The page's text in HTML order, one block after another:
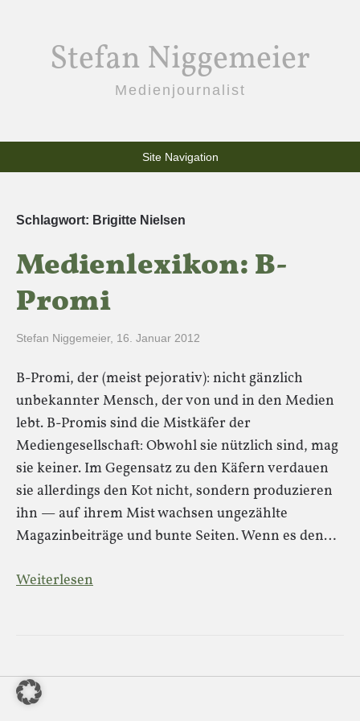
Stefan Niggemeier
Medienjournalist
Site Navigation
Schlagwort: Brigitte Nielsen
Medienlexikon: B-
Promi
Stefan Niggemeier, 16. Januar 2012
B-Promi, der (meist pejorativ): nicht gänzlich
unbekannter Mensch, der von und in den Medien
lebt. B-Promis sind die Mistkäfer der
Mediengesellschaft: Obwohl sie nützlich sind, mag
sie keiner. Im Gegensatz zu den Käfern verdauen
sie allerdings den Kot nicht, sondern produzieren
ihn — auf ihrem Mist wachsen ungezählte
Magazinbeiträge und bunte Seiten. Wenn es den…
Weiterlesen